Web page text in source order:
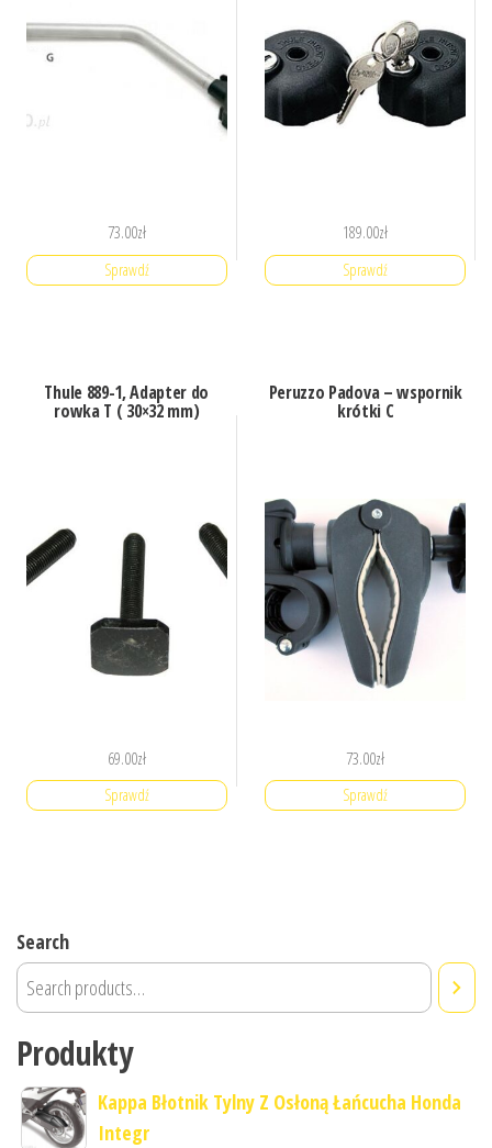
73.00zł
Sprawdź
189.00zł
Sprawdź
Thule 889-1, Adapter do
rowka T ( 30×32 mm)
69.00zł
Sprawdź
Peruzzo Padova – wspornik
krótki C
73.00zł
Sprawdź
Search
Produkty
Kappa Błotnik Tylny Z Osłoną Łańcucha Honda
Integr